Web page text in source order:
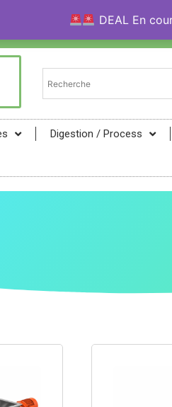
MAGMA Energy® !
Digestion / Process
DEAL En